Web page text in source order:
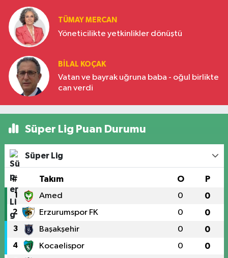
TÜMAY MERCAN
Yöneticilikte yetkinlikler dönüştü
BILAL KOÇAK
Vatan ve bayrak uğruna baba - oğul birlikte
can verdi
Süper Lig Puan Durumu
Süper Lig
# Takım O P
1 Amed 0 0
2 Erzurumspor FK 0 0
3 Başakşehir 0 0
4 Kocaelispor 0 0